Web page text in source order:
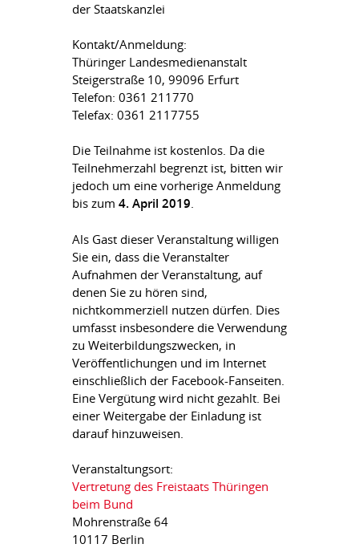
der Staatskanzlei
Kontakt/Anmeldung:
Thüringer Landesmedienanstalt
Steigerstraße 10, 99096 Erfurt
Telefon: 0361 211770
Telefax: 0361 2117755
Die Teilnahme ist kostenlos. Da die
Teilnehmerzahl begrenzt ist, bitten wir
jedoch um eine vorherige Anmeldung
bis zum 4. April 2019.
Als Gast dieser Veranstaltung willigen
Sie ein, dass die Veranstalter
Aufnahmen der Veranstaltung, auf
denen Sie zu hören sind,
nichtkommerziell nutzen dürfen. Dies
umfasst insbesondere die Verwendung
zu Weiterbildungszwecken, in
Veröffentlichungen und im Internet
einschließlich der Facebook-Fanseiten.
Eine Vergütung wird nicht gezahlt. Bei
einer Weitergabe der Einladung ist
darauf hinzuweisen.
Veranstaltungsort:
Vertretung des Freistaats Thüringen
beim Bund
Mohrenstraße 64
10117 Berlin